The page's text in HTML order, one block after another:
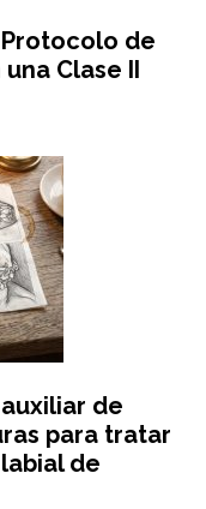
Protocolo de
Clase II
de
para tratar
de